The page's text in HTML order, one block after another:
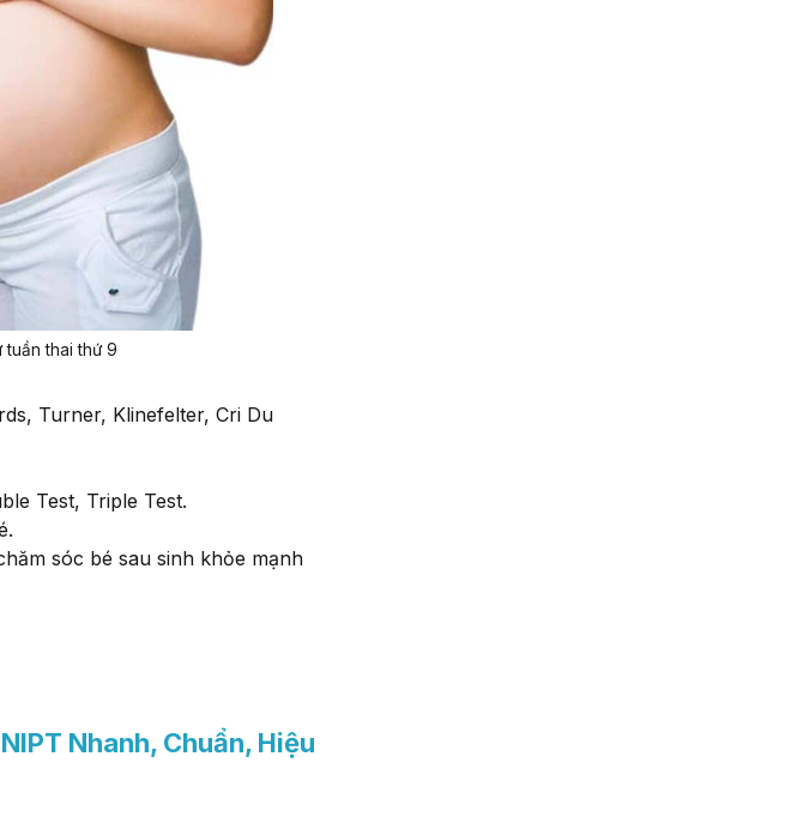
tuần thai thứ 9
Turner, Klinefelter, Cri Du
Test, Triple Test.​
sóc bé sau sinh khỏe mạnh
Nhanh, Chuẩn, Hiệu